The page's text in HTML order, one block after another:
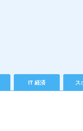
IT 経済 ス